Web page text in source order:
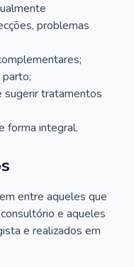
problemas
sugerir tratamentos
forma integral.
entre aqueles que
e aqueles
e realizados em